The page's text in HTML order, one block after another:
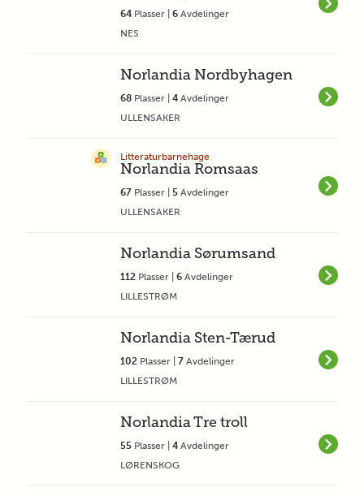
64 Plasser | 6 Avdelinger
NES
Norlandia Nordbyhagen
68 Plasser | 4 Avdelinger
ULLENSAKER
Litteraturbarnehage
Norlandia Romsaas
67 Plasser | 5 Avdelinger
ULLENSAKER
Norlandia Sørumsand
112 Plasser | 6 Avdelinger
LILLESTRØM
Norlandia Sten-Tærud
102 Plasser | 7 Avdelinger
LILLESTRØM
Norlandia Tre troll
55 Plasser | 4 Avdelinger
LØRENSKOG